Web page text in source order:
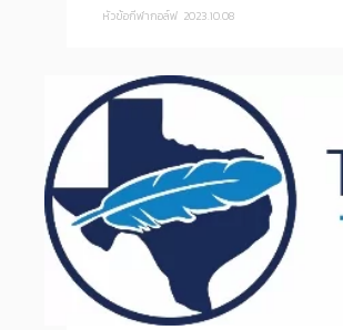
หัวข้อกีฬากอล์ฟ 2023.10.08